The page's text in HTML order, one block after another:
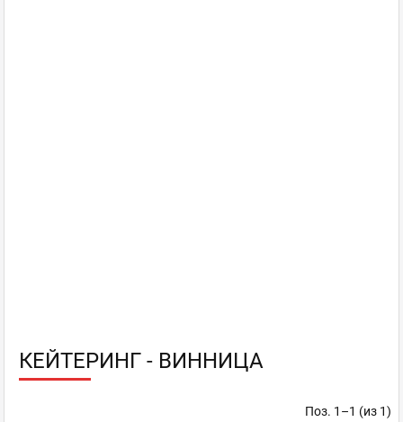
КЕЙТЕРИНГ - ВИННИЦА
Поз. 1–1 (из 1)